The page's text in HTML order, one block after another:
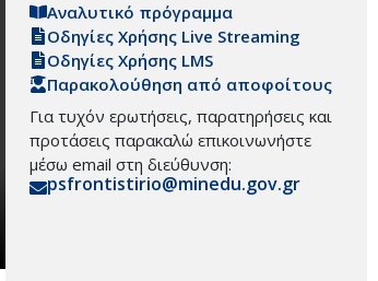
Αναλυτικό πρόγραμμα
Οδηγίες Χρήσης Live Streaming
Οδηγίες Χρήσης LMS
Παρακολούθηση από αποφοίτους
Για τυχόν ερωτήσεις, παρατηρήσεις και
προτάσεις παρακαλώ επικοινωνήστε
μέσω email στη διεύθυνση:
psfrontistirio@minedu.gov.gr